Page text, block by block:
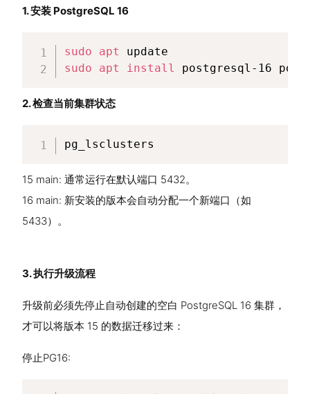
1. 安装 PostgreSQL 16
sudo apt
sudo
apt install postgresql-16
2. 检查当前集群状态
pg_lsclusters
15 main: 通常运行在默认端口 5432。
16 main: 新安装的版本会自动分配一个新端口（如
5433）。
3. 执行升级流程
升级前必须先停止自动创建的空白 PostgreSQL 16 集群，
才可以将版本 15 的数据迁移过来：
停止PG16: